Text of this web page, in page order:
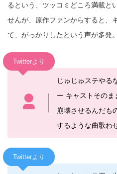
るという、ツッコミどころ満載と
せんが、原作ファンからすると、
て、がっかりしたという声が多発。
Twitterより
じゅじゅステやる
ー キャストその
崩壊させるんだも
するような曲歌わ
Twitterより